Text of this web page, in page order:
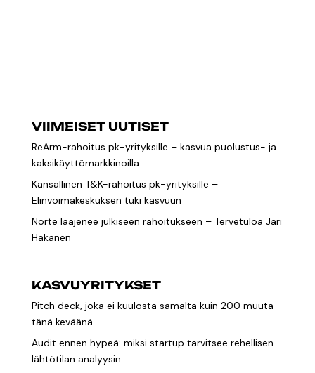
VIIMEISET UUTISET
ReArm-rahoitus pk-yrityksille – kasvua puolustus- ja
kaksikäyttömarkkinoilla
Kansallinen T&K-rahoitus pk-yrityksille –
Elinvoimakeskuksen tuki kasvuun
Norte laajenee julkiseen rahoitukseen – Tervetuloa Jari
Hakanen
KASVUYRITYKSET
Pitch deck, joka ei kuulosta samalta kuin 200 muuta
tänä keväänä
Audit ennen hypeä: miksi startup tarvitsee rehellisen
lähtötilan analyysin